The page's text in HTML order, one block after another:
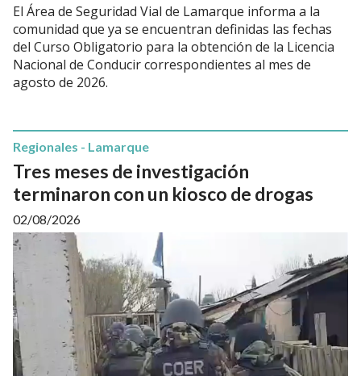
El Área de Seguridad Vial de Lamarque informa a la
comunidad que ya se encuentran definidas las fechas
del Curso Obligatorio para la obtención de la Licencia
Nacional de Conducir correspondientes al mes de
agosto de 2026.
Tres meses de investigación
terminaron con un kiosco de drogas
Regionales - Lamarque
02/08/2026